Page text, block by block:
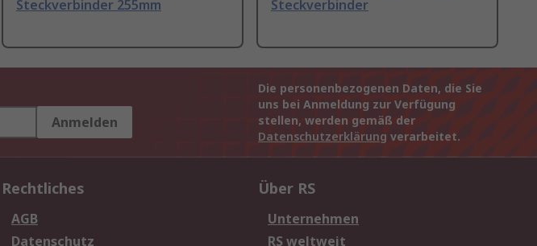
Steckverbinder 255mm
Steckverbinder
Anmelden
Die personenbezogenen Daten, die Sie
uns bei Anmeldung zur Verfügung
stellen, werden gemäß der
Datenschutzerklärung verarbeitet.
Rechtliches
AGB
Datenschutz
Über RS
Unternehmen
RS weltweit